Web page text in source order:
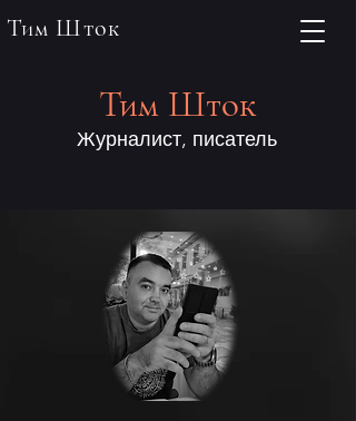
Тим Шток
Тим Шток
Журналист, писатель